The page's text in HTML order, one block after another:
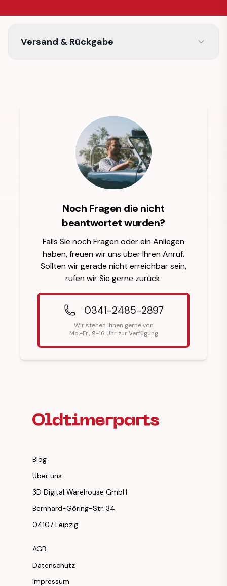
Versand & Rückgabe
Noch Fragen die nicht
beantwortet wurden?
Falls Sie noch Fragen oder ein Anliegen
haben, freuen wir uns über Ihren Anruf.
Sollten wir gerade nicht erreichbar sein,
rufen wir Sie gerne zurück.
0341-2485-2897
Wir stehen Ihnen gerne von
Mo.-Fr., 9-16 Uhr zur Verfügung
Blog
Über uns
3D Digital Warehouse GmbH
Bernhard-Göring-Str. 34
04107 Leipzig
AGB
Datenschutz
Impressum